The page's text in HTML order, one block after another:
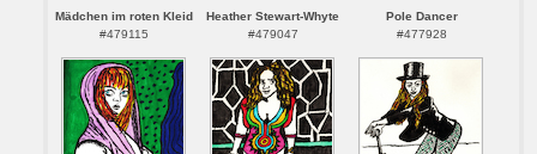
Mädchen im roten Kleid
#479115
Heather Stewart-Whyte
#479047
Pole Dancer
#477928